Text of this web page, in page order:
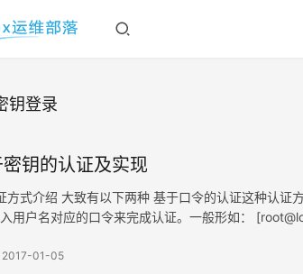
钥登录
钥的认证及实现
方式介绍 大致有以下两种 基于口令的认证这种认
用户名对应的口令来完成认证。一般形如：
2017-01-05